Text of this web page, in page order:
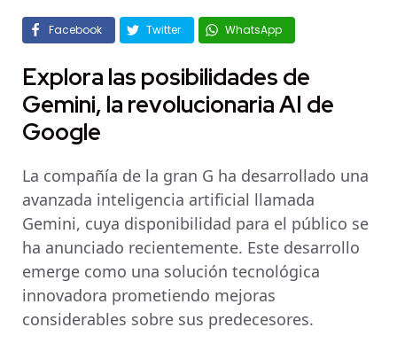
Facebook Twitter WhatsApp
Explora las posibilidades de
Gemini, la revolucionaria AI de
Google
La compañía de la gran G ha desarrollado una
avanzada inteligencia artificial llamada
Gemini, cuya disponibilidad para el público se
ha anunciado recientemente. Este desarrollo
emerge como una solución tecnológica
innovadora prometiendo mejoras
considerables sobre sus predecesores.